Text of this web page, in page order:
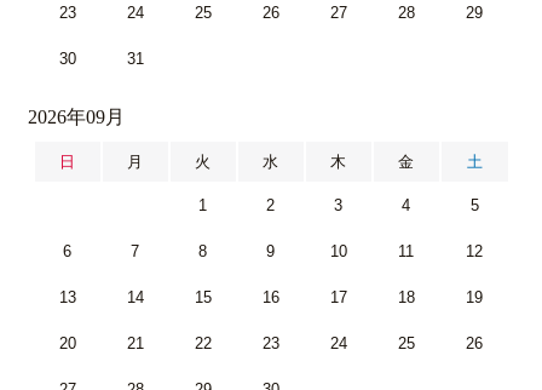
23 24 25 26 27 28 29
30 31
2026年09月
日 月 火 水 木 金 土
1 2 3 4 5
6 7 8 9 10 11 12
13 14 15 16 17 18 19
20 21 22 23 24 25 26